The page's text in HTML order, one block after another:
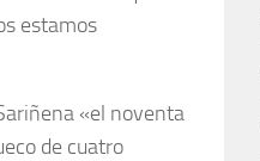
estamos
«el noventa
de cuatro